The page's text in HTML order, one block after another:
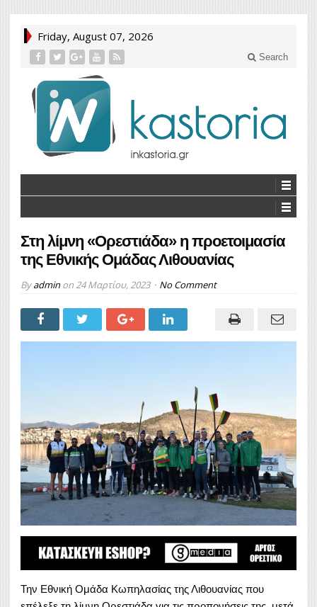
Friday, August 07, 2026
Search
Στη λίμνη «Ορεστιάδα» η προετοιμασία
της Εθνικής Ομάδας Λιθουανίας
Byadminon 24 Μαρτίου, 2023 No Comment
Την Εθνική Ομάδα Κωπηλασίας της Λιθουανίας που